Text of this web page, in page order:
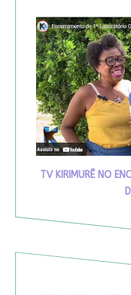
TV KIRIMURÊ NO